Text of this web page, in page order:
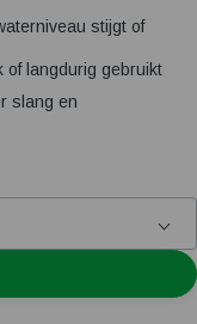
stijgt of
of langdurig gebruikt
slang en